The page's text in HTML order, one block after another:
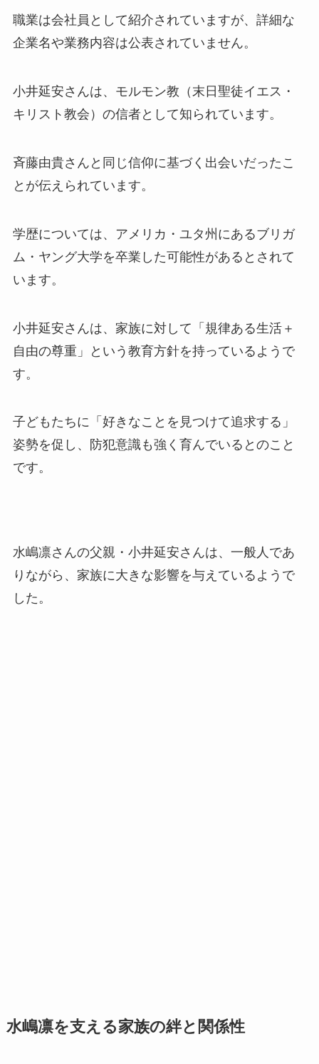
職業は会社員として紹介されていますが、詳細な
企業名や業務内容は公表されていません。
小井延安さんは、モルモン教（末日聖徒イエス・
キリスト教会）の信者として知られています。
斉藤由貴さんと同じ信仰に基づく出会いだったこ
とが伝えられています。
学歴については、アメリカ・ユタ州にあるブリガ
ム・ヤング大学を卒業した可能性があるとされて
います。
小井延安さんは、家族に対して「規律ある生活＋
自由の尊重」という教育方針を持っているようで
す。
子どもたちに「好きなことを見つけて追求する」
姿勢を促し、防犯意識も強く育んでいるとのこと
です。
水嶋凛さんの父親・小井延安さんは、一般人であ
りながら、家族に大きな影響を与えているようで
した。
水嶋凛を支える家族の絆と関係性